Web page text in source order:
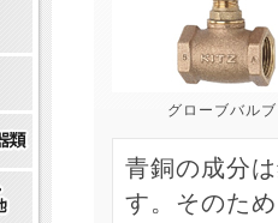
グローブバルブ
青銅の成分
す。そのた